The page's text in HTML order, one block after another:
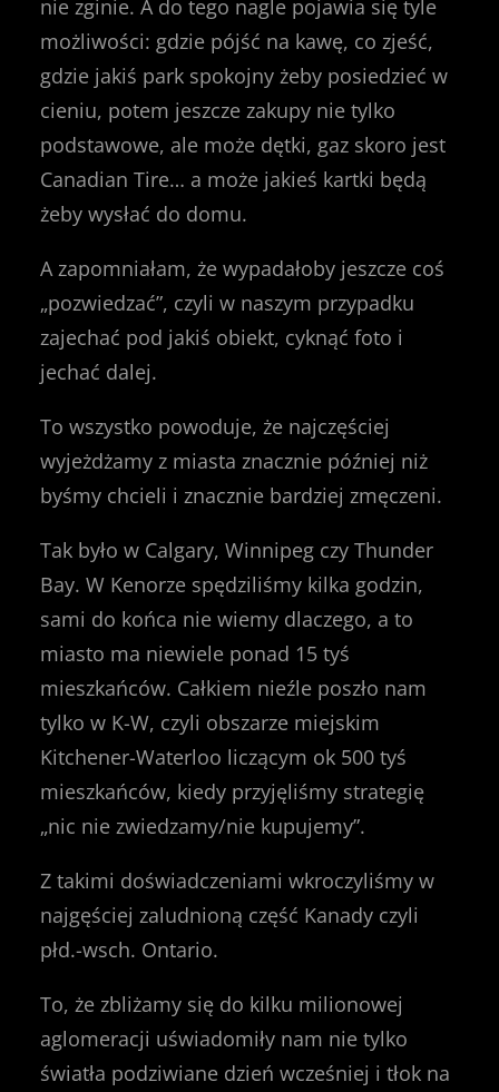
nie zginie. A do tego nagle pojawia się tyle
możliwości: gdzie pójść na kawę, co zjeść,
gdzie jakiś park spokojny żeby posiedzieć w
cieniu, potem jeszcze zakupy nie tylko
podstawowe, ale może dętki, gaz skoro jest
Canadian Tire… a może jakieś kartki będą
żeby wysłać do domu.
A zapomniałam, że wypadałoby jeszcze coś
„pozwiedzać”, czyli w naszym przypadku
zajechać pod jakiś obiekt, cyknąć foto i
jechać dalej.
To wszystko powoduje, że najczęściej
wyjeżdżamy z miasta znacznie później niż
byśmy chcieli i znacznie bardziej zmęczeni.
Tak było w Calgary, Winnipeg czy Thunder
Bay. W Kenorze spędziliśmy kilka godzin,
sami do końca nie wiemy dlaczego, a to
miasto ma niewiele ponad 15 tyś
mieszkańców. Całkiem nieźle poszło nam
tylko w K-W, czyli obszarze miejskim
Kitchener-Waterloo liczącym ok 500 tyś
mieszkańców, kiedy przyjęliśmy strategię
„nic nie zwiedzamy/nie kupujemy”.
Z takimi doświadczeniami wkroczyliśmy w
najgęściej zaludnioną część Kanady czyli
płd.-wsch. Ontario.
To, że zbliżamy się do kilku milionowej
aglomeracji uświadomiły nam nie tylko
światła podziwiane dzień wcześniej i tłok na